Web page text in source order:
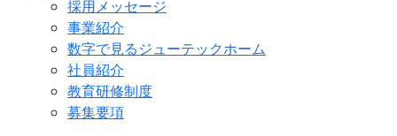
採用メッセージ
事業紹介
数字で見るジューテックホーム
社員紹介
教育研修制度
募集要項